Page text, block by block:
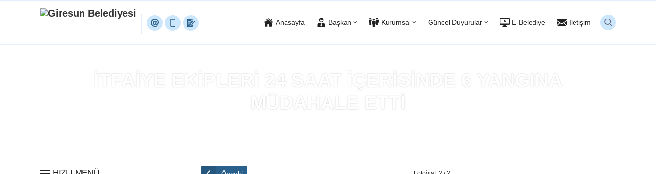
Anasayfa Başkan Kurumsal Güncel Duyurular E-Belediye İletişim
İTFAİYE EKİPLERİ 24 SAAT İÇERİSİNDE 6 YANGINA
MÜDAHALE ETTİ